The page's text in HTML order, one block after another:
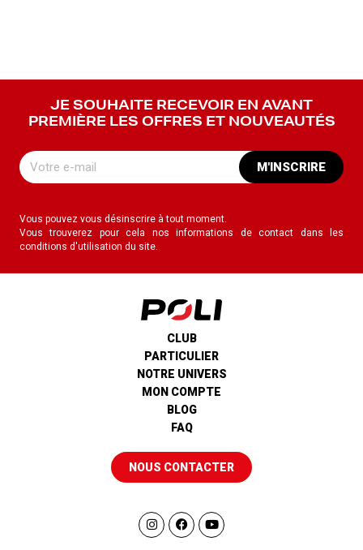
JE SOUHAITE RECEVOIR EN AVANT
PREMIÈRE LES OFFRES ET NOUVEAUTÉS
M'INSCRIRE
Vous pouvez vous désinscrire à tout moment.
Vous trouverez pour cela nos informations de contact dans les
conditions d'utilisation du site.
CLUB
PARTICULIER
NOTRE UNIVERS
MON COMPTE
BLOG
FAQ
NOUS CONTACTER